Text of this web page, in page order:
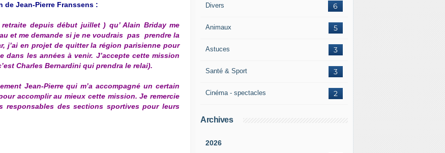
de Jean-Pierre Franssens :
depuis début juillet ) qu’ Alain Briday me
et me demande si je ne voudrais pas prendre la
j’ai en projet de quitter la région parisienne pour
dans les années à venir. J’accepte cette mission
Charles Bernardini qui prendra le relai).
Jean-Pierre qui m’a accompagné un certain
accomplir au mieux cette mission. Je remercie
responsables des sections sportives pour leurs
6
Divers
5
Animaux
3
Astuces
3
Santé & Sport
2
Cinéma - spectacles
Archives
2026